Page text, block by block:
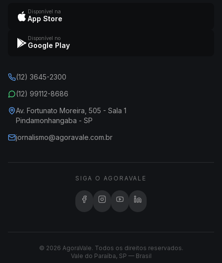
Disponível na
App Store
Disponível no
Google Play
(12) 3645-2300
(12) 99112-8686
Av. Fortunato Moreira, 505 - Sala 1
Pindamonhangaba - SP
jornalismo@agoravale.com.br
SIGA O AGORAVALE
© 2026 AgoraVale. Todos os direitos reservados.
Vale do Paraíba, SP — Brasil